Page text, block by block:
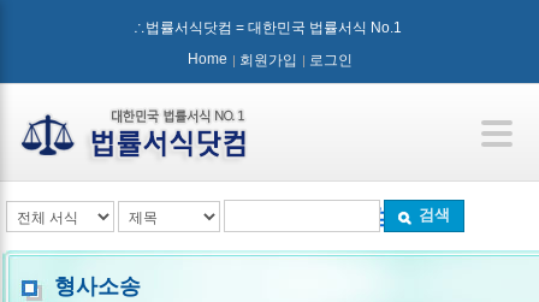
∴법률서식닷컴 = 대한민국 법률서식 No.1
Home
회원가입 로그인
검색
형사소송